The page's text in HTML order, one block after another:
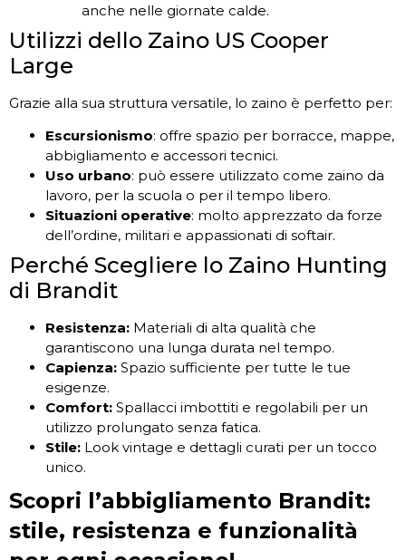
anche nelle giornate calde.
Utilizzi dello Zaino US Cooper
Large
Grazie alla sua struttura versatile, lo zaino è perfetto per:
Escursionismo: offre spazio per borracce, mappe,
abbigliamento e accessori tecnici.
Uso urbano: può essere utilizzato come zaino da
lavoro, per la scuola o per il tempo libero.
Situazioni operative: molto apprezzato da forze
dell’ordine, militari e appassionati di softair.
Perché Scegliere lo Zaino Hunting
di Brandit
Resistenza: Materiali di alta qualità che
garantiscono una lunga durata nel tempo.
Capienza: Spazio sufficiente per tutte le tue
esigenze.
Comfort: Spallacci imbottiti e regolabili per un
utilizzo prolungato senza fatica.
Stile: Look vintage e dettagli curati per un tocco
unico.
Scopri l’abbigliamento Brandit:
stile, resistenza e funzionalità